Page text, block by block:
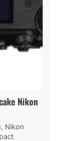
Nikon
Nikon